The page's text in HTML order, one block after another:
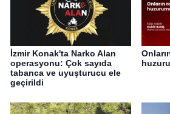
İzmir Konak'ta Narko Alan
operasyonu: Çok sayıda
tabanca ve uyuşturucu ele
geçirildi